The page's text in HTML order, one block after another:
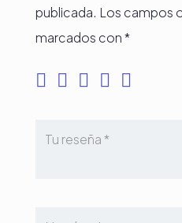
publicada. Los campos
marcados con*